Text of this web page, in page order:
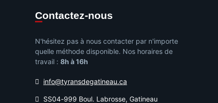
Contactez-nous
N'hésitez pas à nous contacter par n'importe
quelle méthode disponible. Nos horaires de
travail : 8h à 16h
info@tyransdegatineau.ca
SS04-999 Boul. Labrosse, Gatineau